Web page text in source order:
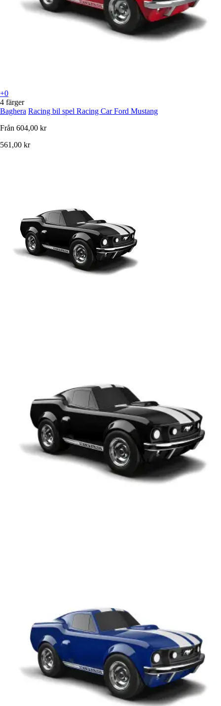
+0
4 färger
Baghera Racing bil spel Racing Car Ford Mustang
Från 604,00 kr
561,00 kr